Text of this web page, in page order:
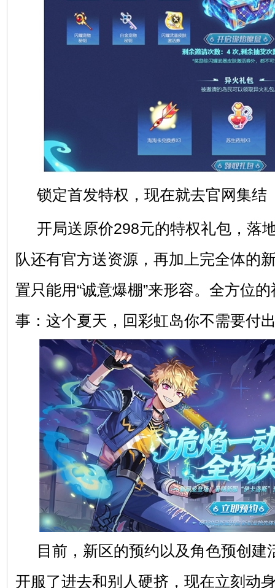
锁定首发特权，现在就去官网集结
开局送原价298元的特权礼包，落
队还有官方送资源，再加上完全体的
置只能用“诚意爆棚”来形容。全方位
事：这个夏天，回彩虹岛你不需要付
目前，新区的预约以及角色预创
开服了进去和别人硬挤，现在立刻动